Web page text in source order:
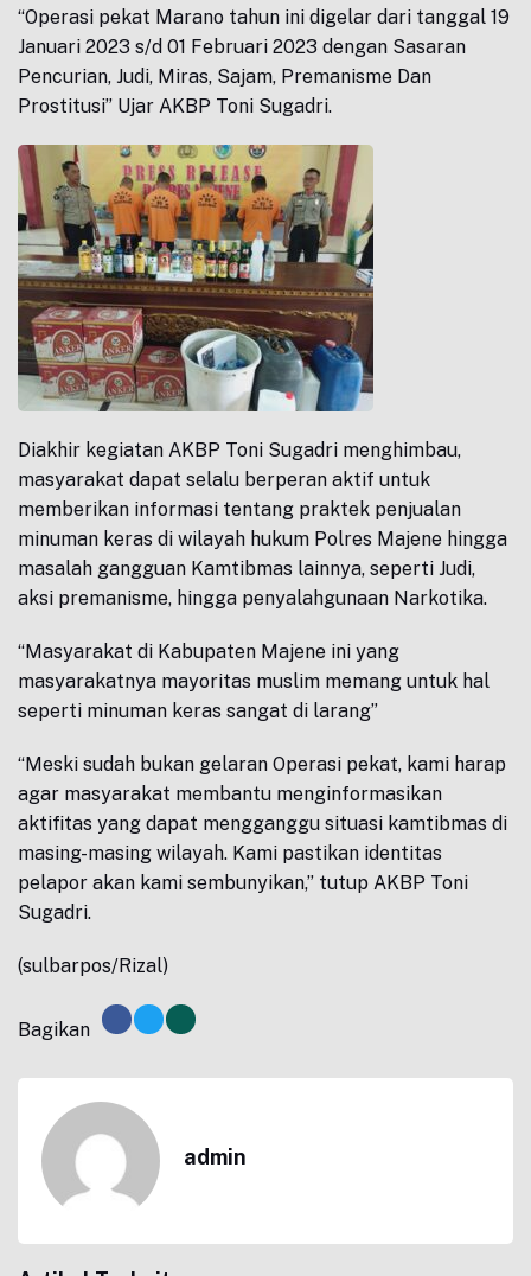
“Operasi pekat Marano tahun ini digelar dari tanggal 19
Januari 2023 s/d 01 Februari 2023 dengan Sasaran
Pencurian, Judi, Miras, Sajam, Premanisme Dan
Prostitusi” Ujar AKBP Toni Sugadri.
Diakhir kegiatan AKBP Toni Sugadri menghimbau,
masyarakat dapat selalu berperan aktif untuk
memberikan informasi tentang praktek penjualan
minuman keras di wilayah hukum Polres Majene hingga
masalah gangguan Kamtibmas lainnya, seperti Judi,
aksi premanisme, hingga penyalahgunaan Narkotika.
“Masyarakat di Kabupaten Majene ini yang
masyarakatnya mayoritas muslim memang untuk hal
seperti minuman keras sangat di larang”
“Meski sudah bukan gelaran Operasi pekat, kami harap
agar masyarakat membantu menginformasikan
aktifitas yang dapat mengganggu situasi kamtibmas di
masing-masing wilayah. Kami pastikan identitas
pelapor akan kami sembunyikan,” tutup AKBP Toni
Sugadri.
(sulbarpos/Rizal)
Bagikan
admin